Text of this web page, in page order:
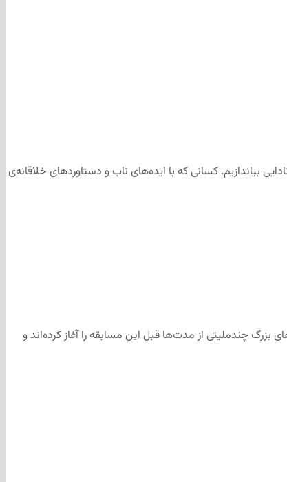
بیاندازیم. کسانی که با ایده‌های ناب و دستاوردهای خلاقانه‌ی
بزرگ چند‌ملیتی از مدت‌ها قبل این مسابقه را آغاز کرده‌اند و